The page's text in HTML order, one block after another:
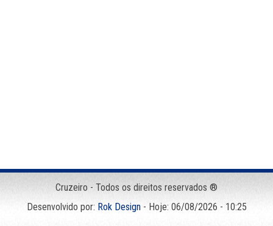
Cruzeiro - Todos os direitos reservados ®
Desenvolvido por: Rok Design- Hoje: 06/08/2026 - 10:25